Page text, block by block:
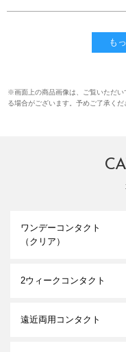
も
※画面上の商品画像は、ご覧いただい
る場合がございます。予めご了承くだ
ワンデーコンタクト
（クリア）
2ウィークコンタクト
遠近両用コンタクト